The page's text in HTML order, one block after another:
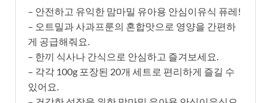
– 안전하고 유익한 맘마밀 유아용 안심이유식 퓨레!
– 오트밀과 사과프룬의 혼합맛으로 영양을 간편하
게 공급해줘요.
– 한끼 식사나 간식으로 안심하고 즐겨보세요.
– 각각 100g 포장된 20개 세트로 편리하게 즐길 수
있어요.